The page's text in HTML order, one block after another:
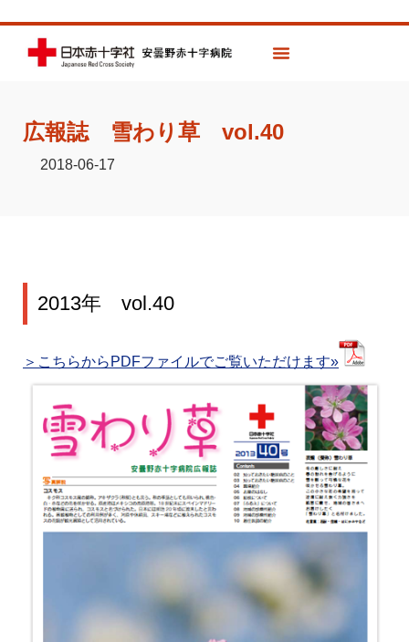
広報誌 雪わり草 vol.40
2018-06-17
2013年 vol.40
＞こちらからPDFファイルでご覧いただけます»